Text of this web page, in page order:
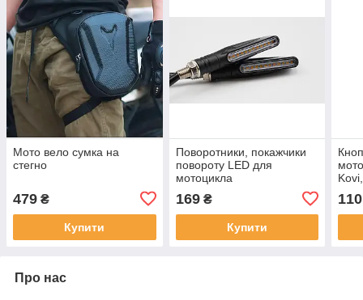
Мото вело сумка на
стегно
479 ₴
Купити
Поворотники, покажчики
повороту LED для
мотоцикла
169₴
Купити
для
110
Про нас